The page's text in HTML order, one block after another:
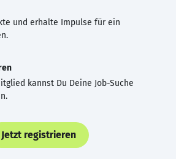
und erhalte Impulse für ein
kannst Du Deine Job-Suche
Jetzt registrieren